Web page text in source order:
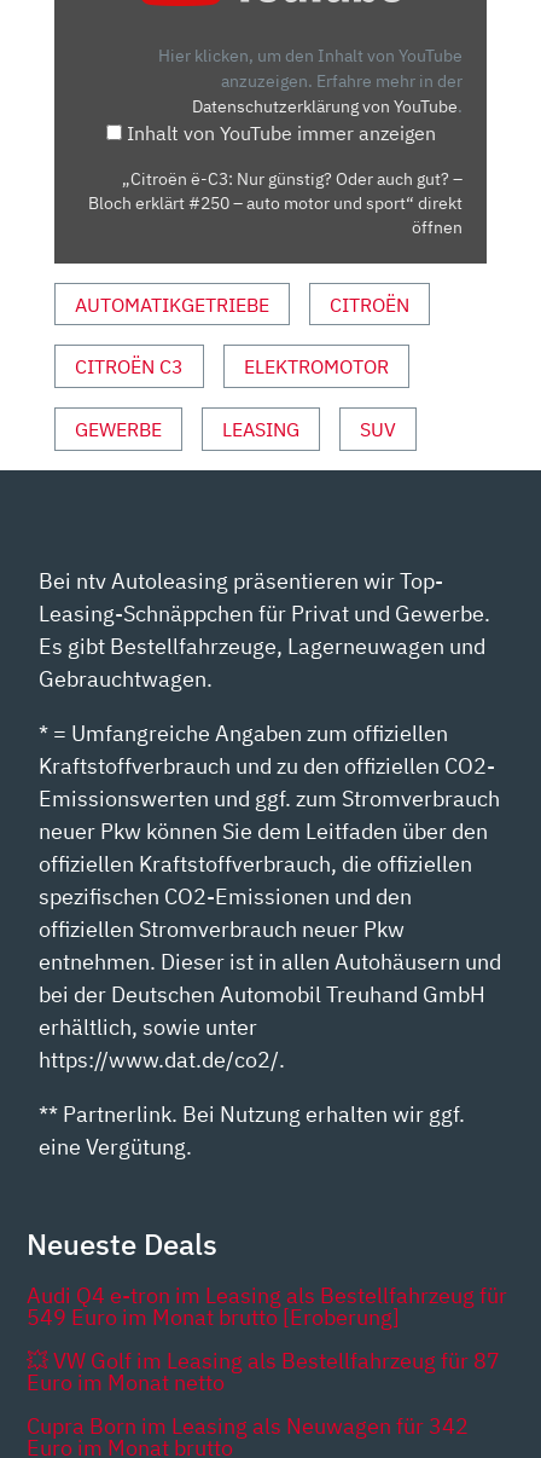
BLOCH
–
AUTO
MOTOR
UND
VON
YOUTUBE
Hier klicken, um den Inhalt von YouTube
anzuzeigen. Erfahre mehr in der
Datenschutzerklärung von YouTube.
Inhalt von YouTube immer anzeigen
„Citroën ë-C3: Nur günstig? Oder auch gut? –
Bloch erklärt #250 – auto motor und sport“ direkt
öffnen
AUTOMATIKGETRIEBE CITROËN
CITROËN C3 ELEKTROMOTOR
GEWERBE LEASING SUV
Bei ntv Autoleasing präsentieren wir Top-
Leasing-Schnäppchen für Privat und Gewerbe.
Es gibt Bestellfahrzeuge, Lagerneuwagen und
Gebrauchtwagen.
* = Umfangreiche Angaben zum offiziellen
Kraftstoffverbrauch und zu den offiziellen CO2-
Emissionswerten und ggf. zum Stromverbrauch
neuer Pkw können Sie dem Leitfaden über den
offiziellen Kraftstoffverbrauch, die offiziellen
spezifischen CO2-Emissionen und den
offiziellen Stromverbrauch neuer Pkw
entnehmen. Dieser ist in allen Autohäusern und
bei der Deutschen Automobil Treuhand GmbH
erhältlich, sowie unter
https://www.dat.de/co2/.
** Partnerlink. Bei Nutzung erhalten wir ggf.
eine Vergütung.
Neueste Deals
Audi Q4 e-tron im Leasing als Bestellfahrzeug für
549 Euro im Monat brutto [Eroberung]
💥 VW Golf im Leasing als Bestellfahrzeug für 87
Euro im Monat netto
Cupra Born im Leasing als Neuwagen für 342
Euro im Monat brutto